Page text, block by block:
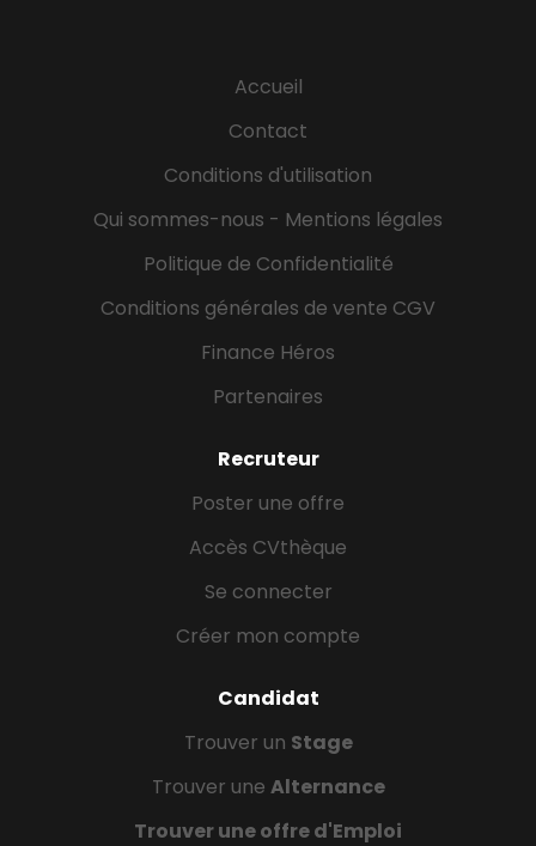
Accueil
Contact
Conditions d'utilisation
Qui sommes-nous - Mentions légales
Politique de Confidentialité
Conditions générales de vente CGV
Finance Héros
Partenaires
Recruteur
Poster une offre
Accès CVthèque
Se connecter
Créer mon compte
Candidat
Trouver un Stage
Trouver une Alternance
Trouver une offre d'Emploi